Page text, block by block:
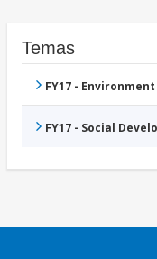
Temas
FY17 -
FY17 - Social